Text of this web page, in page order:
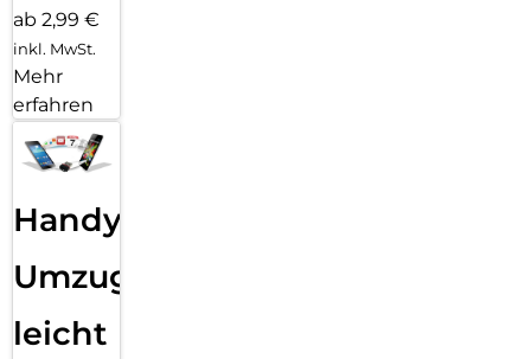
ab 2,99 €
inkl. MwSt.
Mehr
erfahren
Handy
Umzug
leicht